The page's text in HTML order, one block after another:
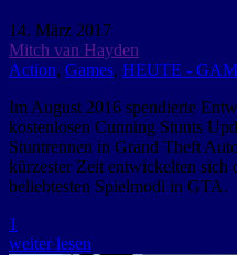
14. März 2017
Mitch van Hayden
Action, Games, HEUTE -
Im August 2016 spendierte
kostenlosen Cunning Stunts
Stuntrennen in Grand Theft
kürzester Zeit entwickelten sich
beliebtesten Spielmodi in GTA.
1
weiter lesen